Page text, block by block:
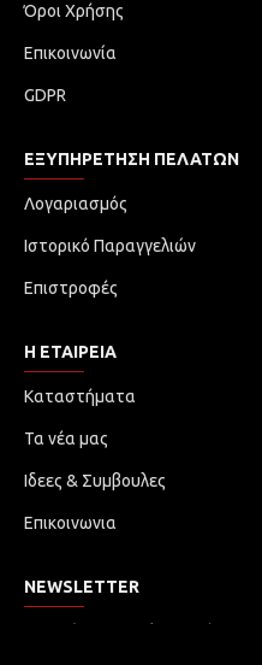
Όροι Χρήσης
Επικοινωνία
GDPR
ΕΞΥΠΗΡΈΤΗΣΗ ΠΕΛΑΤΏΝ
Λογαριασμός
Ιστορικό Παραγγελιών
Επιστροφές
Η ΕΤΑΙΡΕΙΑ
Καταστήματα
Τα νέα μας
Ιδεες & Συμβουλες
Επικοινωνια
NEWSLETTER